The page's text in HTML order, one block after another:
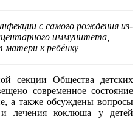
с самого рождения из-
иммунитета,
матери к ребёнку
секции Общества детских
современное состояние
а также обсуждены вопросы
и лечения коклюша у детей